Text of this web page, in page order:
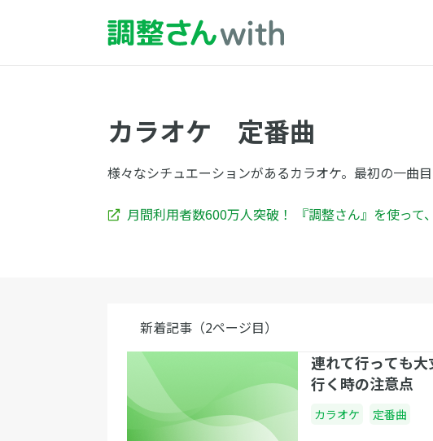
カラオケ 定番曲
様々なシチュエーションがあるカラオケ。最初の一曲
月間利用者数600万人突破！ 『調整さん』を使って
新着記事（2ページ目）
連れて行っても
行く時の注意点
カラオケ 定番曲